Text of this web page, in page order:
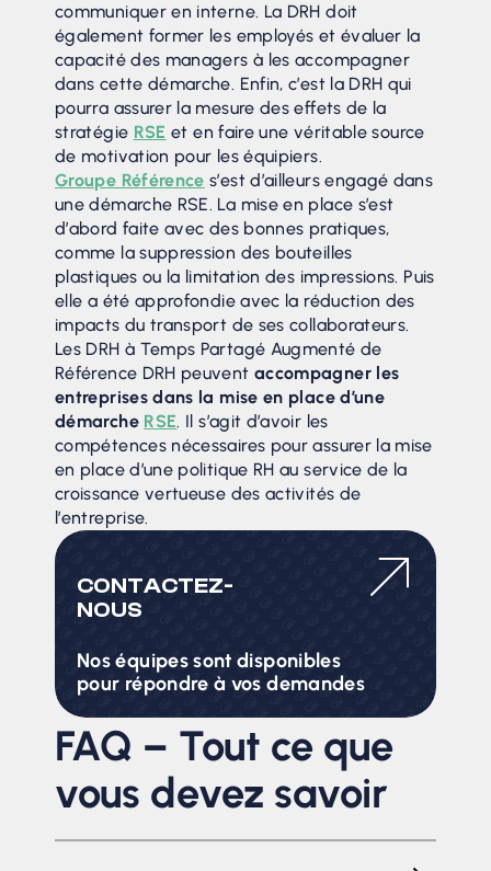
communiquer en interne. La DRH doit
également former les employés et évaluer la
capacité des managers à les accompagner
dans cette démarche. Enfin, c’est la DRH qui
pourra assurer la mesure des effets de la
stratégie RSE et en faire une véritable source
de motivation pour les équipiers.
Groupe Référence s’est d’ailleurs engagé dans
une démarche RSE. La mise en place s’est
d’abord faite avec des bonnes pratiques,
comme la suppression des bouteilles
plastiques ou la limitation des impressions. Puis
elle a été approfondie avec la réduction des
impacts du transport de ses collaborateurs.
Les DRH à Temps Partagé Augmenté de
Référence DRH peuvent accompagner les
entreprises dans la mise en place d’une
démarche RSE. Il s’agit d’avoir les
compétences nécessaires pour assurer la mise
en place d’une politique RH au service de la
croissance vertueuse des activités de
l’entreprise.
CONTACTEZ-
NOUS
Nos équipes sont disponibles
pour répondre à vos demandes
FAQ – Tout ce que
vous devez savoir